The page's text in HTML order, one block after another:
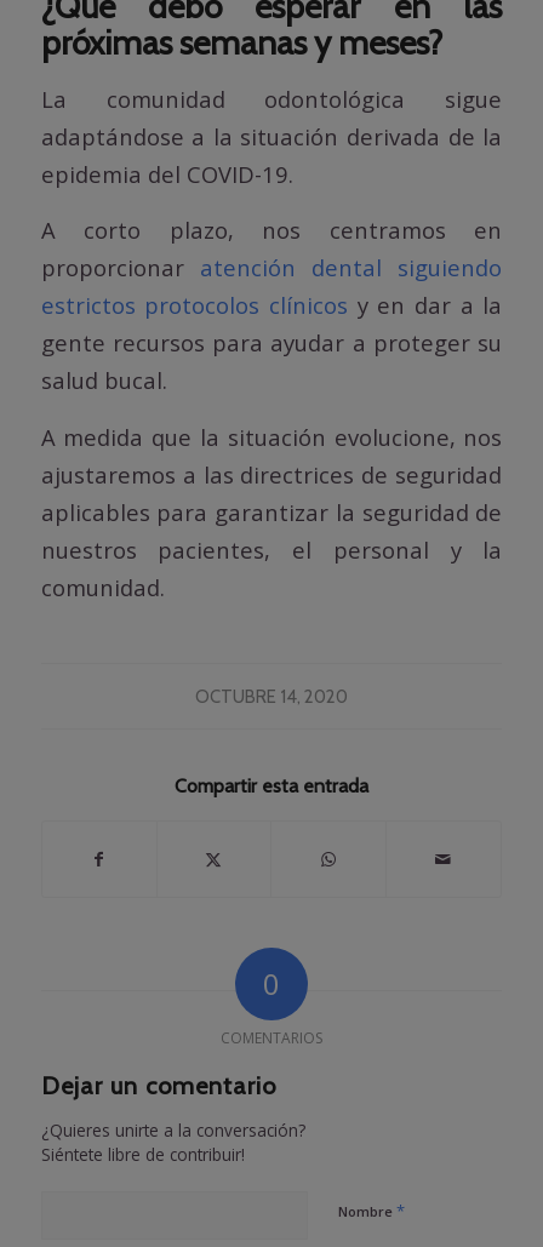
próximas semanas y meses?
La comunidad odontológica sigue
adaptándose a la situación derivada de la
epidemia del COVID-19.
A corto plazo, nos centramos en
proporcionar atención dental siguiendo
estrictos protocolos clínicos y en dar a la
gente recursos para ayudar a proteger su
salud bucal.
A medida que la situación evolucione, nos
ajustaremos a las directrices de seguridad
aplicables para garantizar la seguridad de
nuestros pacientes, el personal y la
comunidad.
OCTUBRE 14, 2020
Compartir esta entrada
0
COMENTARIOS
Dejar un comentario
¿Quieres unirte a la conversación?
Siéntete libre de contribuir!
Nombre *